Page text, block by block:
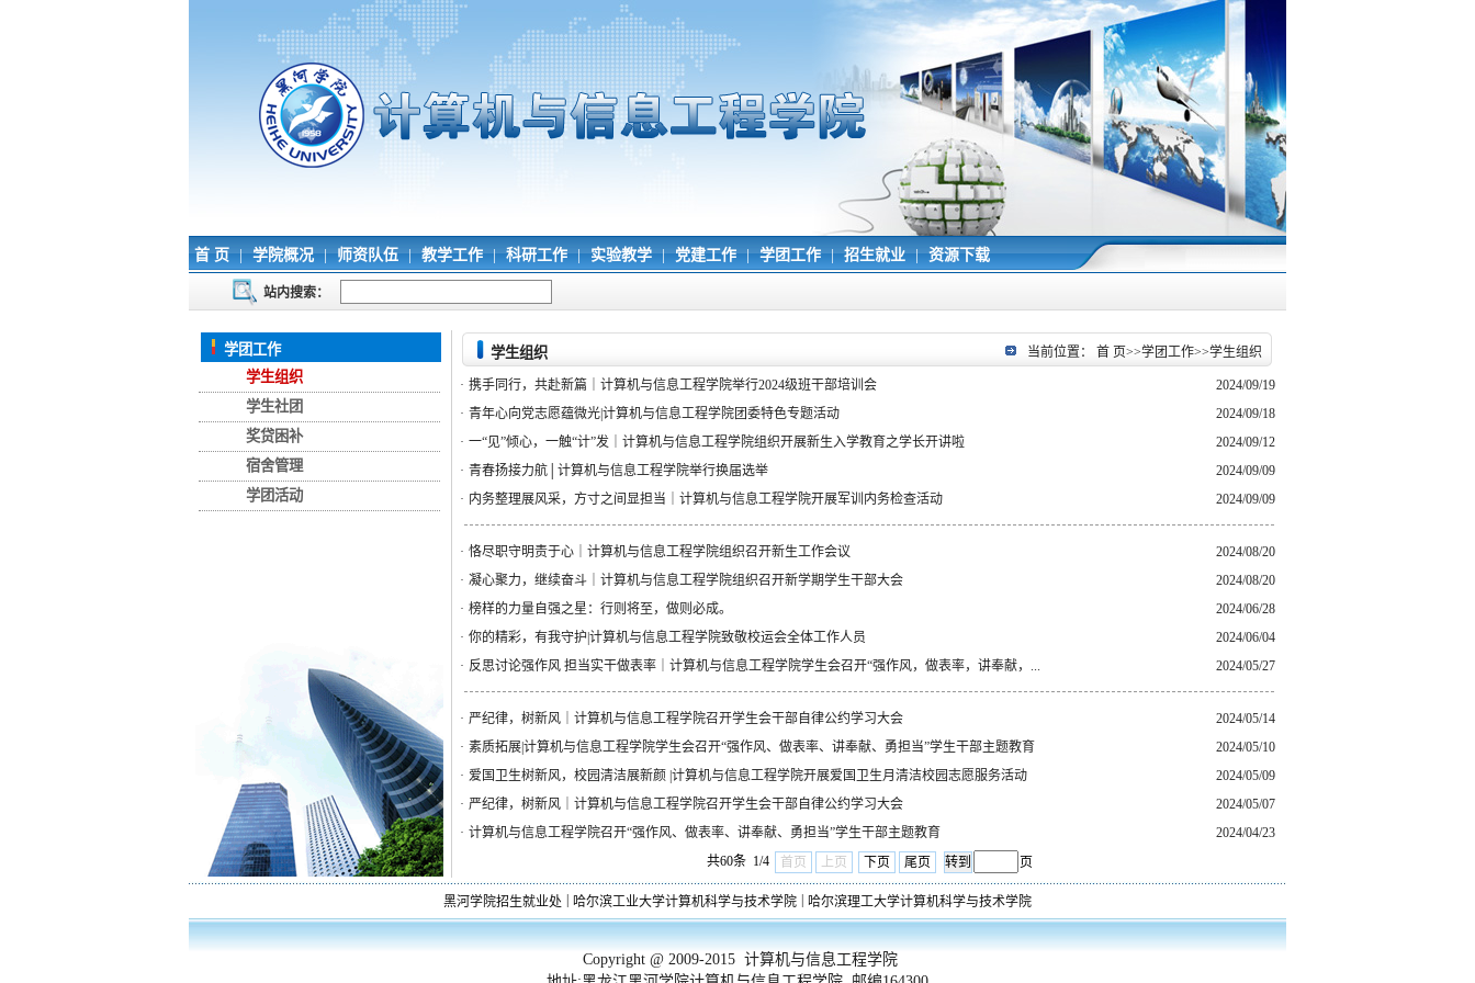
首 页 | 学院概况 | 师资队伍 | 教学工作 | 科研工作 | 实验教学 | 党建工作 | 学团工作 | 招生就业 | 资源下载
站内搜索：
学团工作
学生组织
学生社团
奖贷困补
宿舍管理
学团活动
学生组织 当前位置： 首 页>>学团工作>>学生组织
· 携手同行，共赴新篇｜计算机与信息工程学院举行2024级班干部培训会
2024/09/19
· 青年心向党志愿蕴微光|计算机与信息​工程学院团委特色专题活动
2024/09/18
· 一“见”倾心，一触“计”发｜计算机与信息工程学院组织开展新生入学教育之学长开讲啦
2024/09/12
· 青春扬接力航│计算机与信息工程​学院举行换届选举
2024/09/09
· 内务整理展风采，方寸之间显担当｜计算机与信息工程学院开展军训内务检查活动 2024/09/09
· 恪尽职守明责于心｜计算机与信息工程学院组织召开新生工作会议
2024/08/20
· 凝心聚力，继续奋斗｜计算机与信息工程学院组织召开新学期学生干部大会
2024/08/20
· 榜样的力量自强之星：行则将至，做则必成。
2024/06/28
· 你的精彩，有我守护|计算机与信息工程学院致敬校运会全体工作人员
2024/06/04
· 反思讨论强作风 担当实干做表率｜计算机与信息工程学院学生会召开“强作风，做表率，讲奉献，... 2024/05/27
· 严纪律，树新风｜计算机与信息工程学院召开学生会干部自律公约学习大会
2024/05/14
· 素质拓展|计算机与信息工程学院学生会召开“强作风、做表率、讲奉献、勇担当”学生干部主题教育
2024/05/10
· 爱国卫生树新风，校园清洁展新颜 |计算机与信息工程学院开展爱国卫生月清洁校园志愿服务活动
2024/05/09
· 严纪律，树新风｜计算机与信息工程学院召开学生会干部自律公约学习大会
2024/05/07
· 计算机与信息工程学院召开“强作风、做表率、讲奉献、勇担当”学生干部主题教育
2024/04/23
共60条 1/4
首页 上页 下页 尾页 页
黑河学院招生就业处 哈尔滨工业大学计算机科学与技术学院 哈尔滨理工大学计算机科学与技术学院
Copyright @ 2009-2015 计算机与信息工程学院